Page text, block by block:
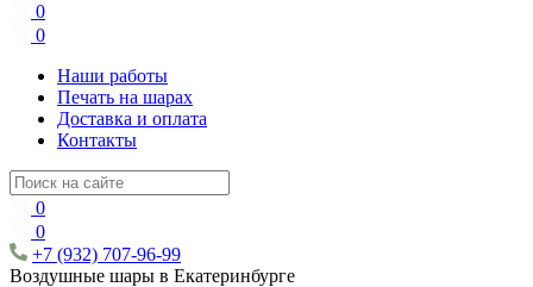
0
0
Наши работы
Печать на шарах
Доставка и оплата
Контакты
0
0
+7 (932) 707-96-99
Воздушные шары в Екатеринбурге